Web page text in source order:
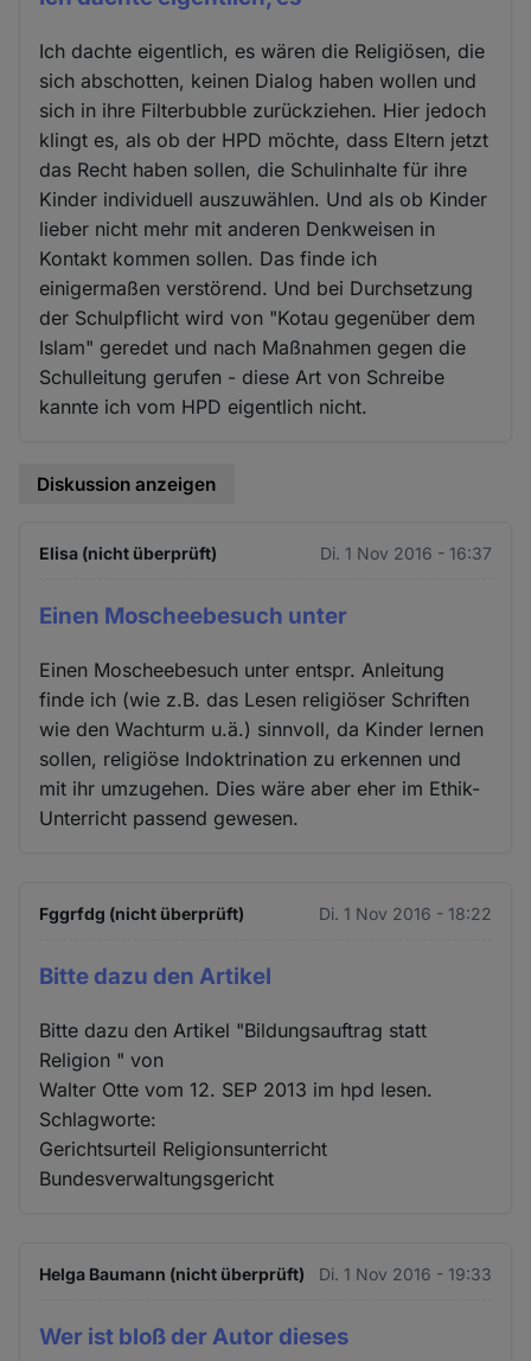
Ich dachte eigentlich, es wären die Religiösen, die
sich abschotten, keinen Dialog haben wollen und
sich in ihre Filterbubble zurückziehen. Hier jedoch
klingt es, als ob der HPD möchte, dass Eltern jetzt
das Recht haben sollen, die Schulinhalte für ihre
Kinder individuell auszuwählen. Und als ob Kinder
lieber nicht mehr mit anderen Denkweisen in
Kontakt kommen sollen. Das finde ich
einigermaßen verstörend. Und bei Durchsetzung
der Schulpflicht wird von "Kotau gegenüber dem
Islam" geredet und nach Maßnahmen gegen die
Schulleitung gerufen - diese Art von Schreibe
kannte ich vom HPD eigentlich nicht.
Diskussion anzeigen
Elisa (nicht überprüft) Di. 1 Nov 2016 - 16:37
Einen Moscheebesuch unter
Einen Moscheebesuch unter entspr. Anleitung
finde ich (wie z.B. das Lesen religiöser Schriften
wie den Wachturm u.ä.) sinnvoll, da Kinder lernen
sollen, religiöse Indoktrination zu erkennen und
mit ihr umzugehen. Dies wäre aber eher im Ethik-
Unterricht passend gewesen.
Fggrfdg (nicht überprüft) Di. 1 Nov 2016 - 18:22
Bitte dazu den Artikel
Bitte dazu den Artikel "Bildungsauftrag statt
Religion " von
Walter Otte vom 12. SEP 2013 im hpd lesen.
Schlagworte:
Gerichtsurteil Religionsunterricht
Bundesverwaltungsgericht
Helga Baumann (nicht überprüft) Di. 1 Nov 2016 - 19:33
Wer ist bloß der Autor dieses